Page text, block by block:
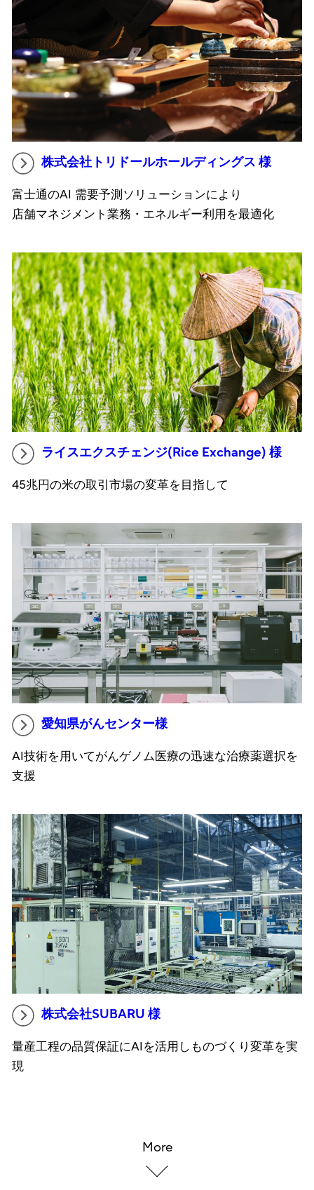
株式会社トリドールホールディングス 様
富士通のAI 需要予測ソリューションにより
店舗マネジメント業務・エネルギー利用を最適化
ライスエクスチェンジ(Rice Exchange) 様
45兆円の米の取引市場の変革を目指して
愛知県がんセンター様
AI技術を用いてがんゲノム医療の迅速な治療薬選択を
支援
株式会社SUBARU 様
量産工程の品質保証にAIを活用しものづくり変革を実
現
More